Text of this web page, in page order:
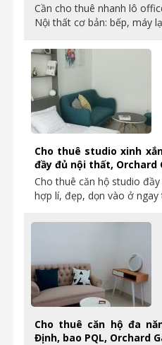
Cần cho thuê nhanh lô
Nội thất cơ bản: bếp, máy
Cho thuê studio xinh
đầy đủ nội thất, Orchard
Cho thuê căn hộ studio
hợp lí, đẹp, dọn vào ở
Cho thuê căn hộ đa
Định, bao PQL, Orchard